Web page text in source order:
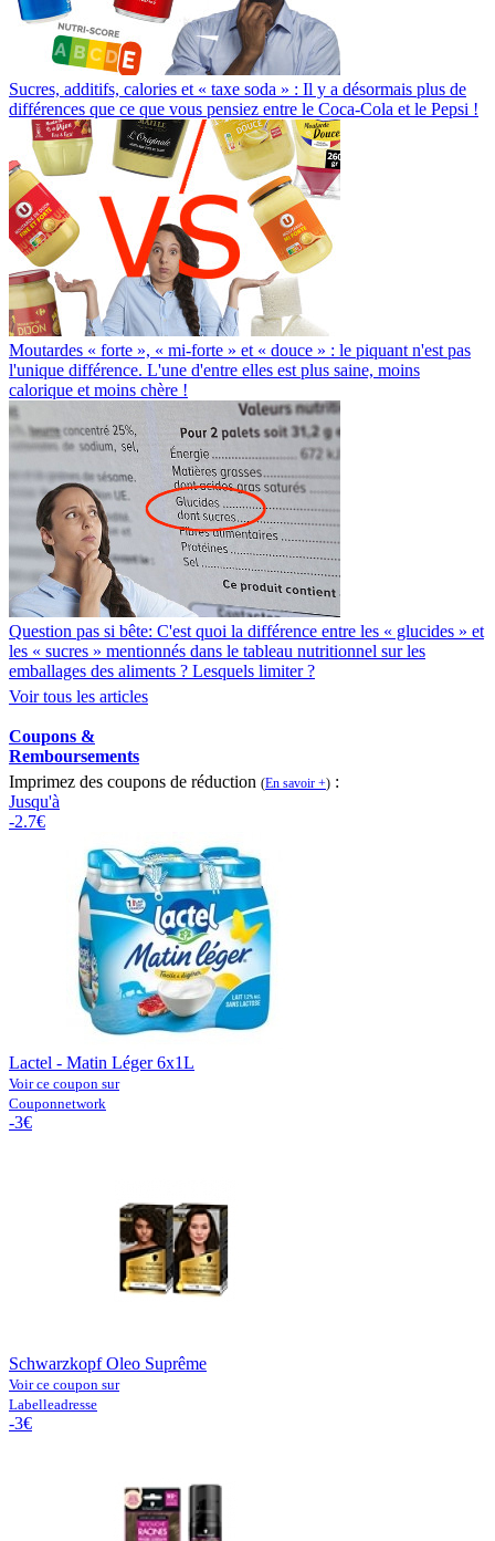
Sucres, additifs, calories et « taxe soda » : Il y a désormais plus de
différences que ce que vous pensiez entre le Coca-Cola et le Pepsi !
Moutardes « forte », « mi-forte » et « douce » : le piquant n'est pas
l'unique différence. L'une d'entre elles est plus saine, moins
calorique et moins chère !
Question pas si bête: C'est quoi la différence entre les « glucides » et
les « sucres » mentionnés dans le tableau nutritionnel sur les
emballages des aliments ? Lesquels limiter ?
Voir tous les articles
Coupons &
Remboursements
Imprimez des coupons de réduction (En savoir +) :
Jusqu'à
-2.7€
Lactel - Matin Léger 6x1L
Voir ce coupon sur
Couponnetwork
-3€
Schwarzkopf Oleo Suprême
Voir ce coupon sur
Labelleadresse
-3€